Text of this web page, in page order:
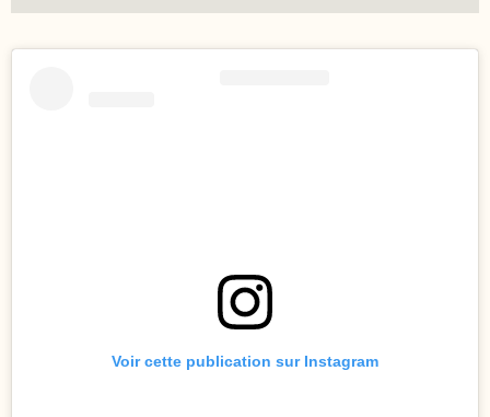
Voir cette publication sur Instagram